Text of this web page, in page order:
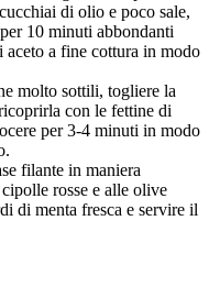
di olio e poco sale,
10 minuti abbondanti
aceto a fine cottura in modo
molto sottili, togliere la
con le fettine di
per 3-4 minuti in modo
filante in maniera
rosse e alle olive
di menta fresca e servire il